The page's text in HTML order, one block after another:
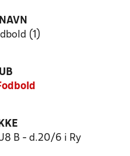
(1)
B - d.20/6 i Ry